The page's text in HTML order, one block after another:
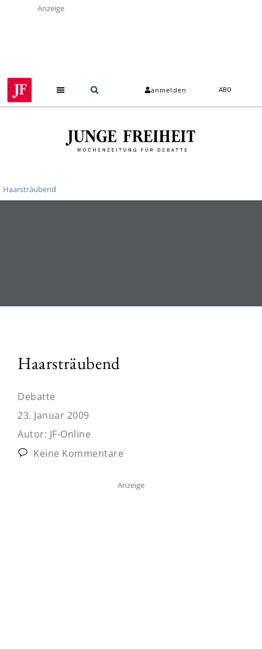
Anzeige
anmelden ABO
Haarsträubend
Haarsträubend
Debatte
23. Januar 2009
Autor: JF-Online
Keine Kommentare
Anzeige